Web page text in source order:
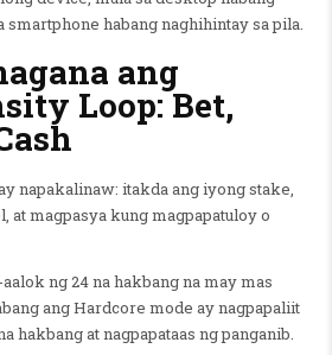
smartphone habang naghihintay sa pila.
ang
Loop: Bet,
napakalinaw: itakda ang iyong stake,
magpasya kung magpapatuloy o
ng 24 na hakbang na may mas
ang Hardcore mode ay nagpapaliit
hakbang at nagpapataas ng panganib.